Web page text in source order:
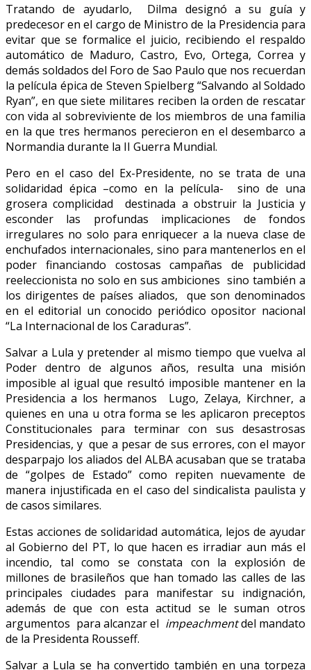
Tratando de ayudarlo, Dilma designó a su guía y
predecesor en el cargo de Ministro de la Presidencia para
evitar que se formalice el juicio, recibiendo el respaldo
automático de Maduro, Castro, Evo, Ortega, Correa y
demás soldados del Foro de Sao Paulo que nos recuerdan
la película épica de Steven Spielberg “Salvando al Soldado
Ryan”, en que siete militares reciben la orden de rescatar
con vida al sobreviviente de los miembros de una familia
en la que tres hermanos perecieron en el desembarco a
Normandia durante la II Guerra Mundial.
Pero en el caso del Ex-Presidente, no se trata de una
solidaridad épica –como en la película- sino de una
grosera complicidad destinada a obstruir la Justicia y
esconder las profundas implicaciones de fondos
irregulares no solo para enriquecer a la nueva clase de
enchufados internacionales, sino para mantenerlos en el
poder financiando costosas campañas de publicidad
reeleccionista no solo en sus ambiciones sino también a
los dirigentes de países aliados, que son denominados
en el editorial un conocido periódico opositor nacional
“La Internacional de los Caraduras”.
Salvar a Lula y pretender al mismo tiempo que vuelva al
Poder dentro de algunos años, resulta una misión
imposible al igual que resultó imposible mantener en la
Presidencia a los hermanos Lugo, Zelaya, Kirchner, a
quienes en una u otra forma se les aplicaron preceptos
Constitucionales para terminar con sus desastrosas
Presidencias, y que a pesar de sus errores, con el mayor
desparpajo los aliados del ALBA acusaban que se trataba
de “golpes de Estado” como repiten nuevamente de
manera injustificada en el caso del sindicalista paulista y
de casos similares.
Estas acciones de solidaridad automática, lejos de ayudar
al Gobierno del PT, lo que hacen es irradiar aun más el
incendio, tal como se constata con la explosión de
millones de brasileños que han tomado las calles de las
principales ciudades para manifestar su indignación,
además de que con esta actitud se le suman otros
argumentos para alcanzar el impeachmentdel mandato
de la Presidenta Rousseff.
Salvar a Lula se ha convertido también en una torpeza